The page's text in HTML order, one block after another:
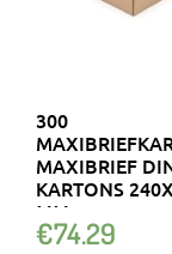
300
MAXIBRIEF
KARTONS
MM
€74.29